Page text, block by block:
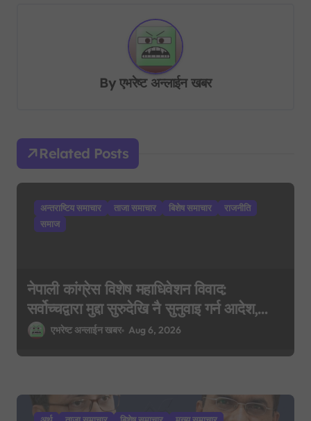
a
t
i
Byएभरेष्ट अन्लाईन खबर
Related Posts
अन्तराष्टिय समाचार ताजा समाचार बिशेष समाचार
राजनीति
समाज
नेपाली कांग्रेस विशेष महाधिवेशन विवाद:
सर्वोच्चद्वारा मुद्दा सुरुदेखि नै सुनुवाइ गर्न आदेश,
पुरानो फैसला पुनरावलोकन हुने
एभरेष्ट अन्लाईन खबर Aug 6, 2026